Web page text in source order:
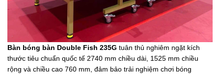
Bàn bóng bàn Double Fish 235G tuân thủ nghiêm ngặt kích
thước tiêu chuẩn quốc tế 2740 mm chiều dài, 1525 mm chiều
rộng và chiều cao 760 mm, đảm bảo trải nghiệm chơi bóng